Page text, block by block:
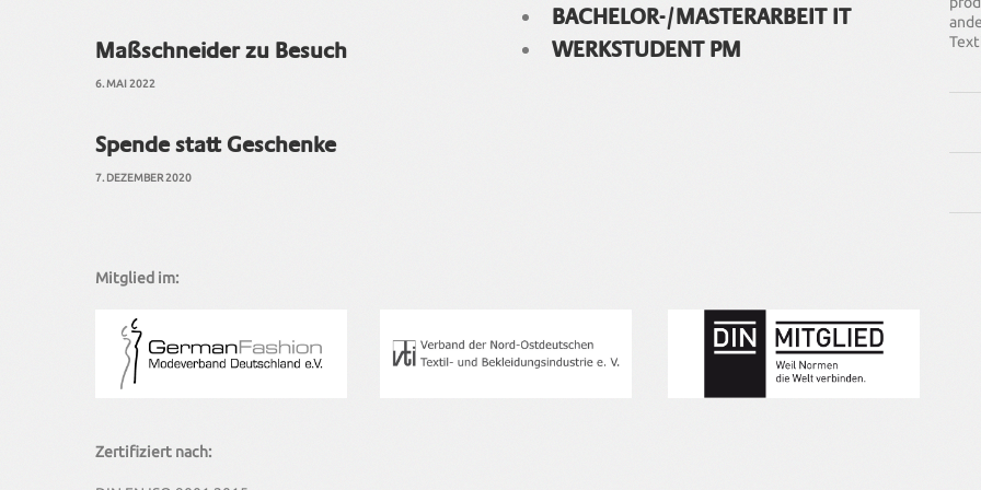
Maßschneider zu Besuch
6. MAI 2022
Spende statt Geschenke
7. DEZEMBER 2020
BACHELOR-/MASTERARBEIT IT
WERKSTUDENT PM
Mitglied im:
Zertifiziert nach: